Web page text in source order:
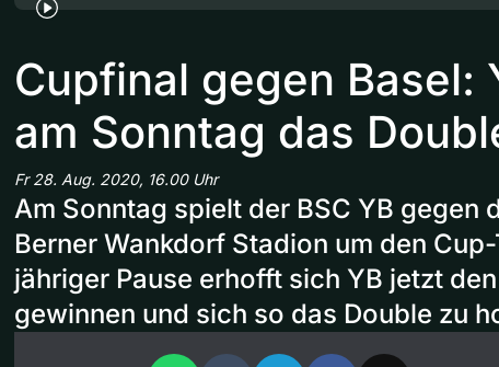
Cupfinal gegen Basel:
am Sonntag das
Fr 28. Aug. 2020, 16.00 Uhr
Am Sonntag spielt der BSC YB gegen
Berner Wankdorf Stadion um den
jähriger Pause erhofft sich YB jetzt
gewinnen und sich so das Double zu